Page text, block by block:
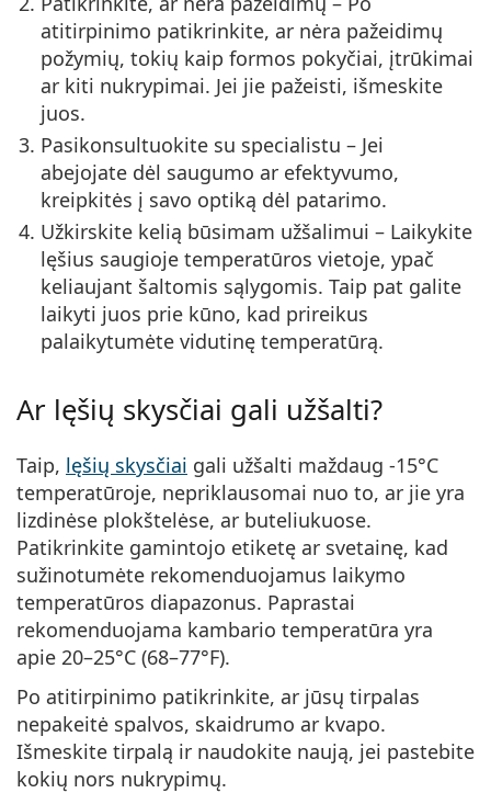
atitirpinimo patikrinkite, ar nėra pažeidimų
požymių, tokių kaip formos pokyčiai, įtrūkimai
ar kiti nukrypimai. Jei jie pažeisti, išmeskite
juos.
Pasikonsultuokite su specialistu – Jei
abejojate dėl saugumo ar efektyvumo,
kreipkitės į savo optiką dėl patarimo.
Užkirskite kelią būsimam užšalimui – Laikykite
lęšius saugioje temperatūros vietoje, ypač
keliaujant šaltomis sąlygomis. Taip pat galite
laikyti juos prie kūno, kad prireikus
palaikytumėte vidutinę temperatūrą.
Ar lęšių skysčiai gali užšalti?
Taip, lęšių skysčiai gali užšalti maždaug -15°C
temperatūroje, nepriklausomai nuo to, ar jie yra
lizdinėse plokštelėse, ar buteliukuose.
Patikrinkite gamintojo etiketę ar svetainę, kad
sužinotumėte rekomenduojamus laikymo
temperatūros diapazonus. Paprastai
rekomenduojama kambario temperatūra yra
apie 20–25°C (68–77°F).
Po atitirpinimo patikrinkite, ar jūsų tirpalas
nepakeitė spalvos, skaidrumo ar kvapo.
Išmeskite tirpalą ir naudokite naują, jei pastebite
kokių nors nukrypimų.